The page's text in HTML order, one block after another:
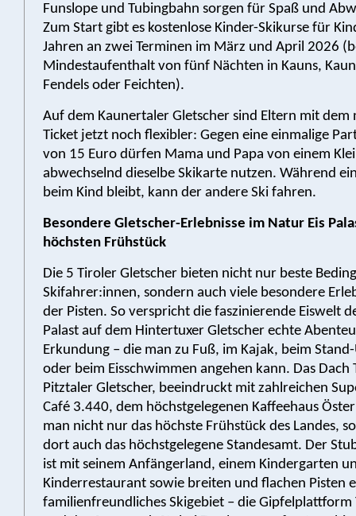
Funslope und Tubingbahn sorgen für Spaß und
Zum Start gibt es kostenlose Kinder-Skikurse für
Jahren an zwei Terminen im März und April 2026
Mindestaufenthalt von fünf Nächten in Kauns,
Fendels oder Feichten).
Auf dem Kaunertaler Gletscher sind Eltern mit dem
Ticket jetzt noch flexibler: Gegen eine einmalige
von 15 Euro dürfen Mama und Papa von einem
abwechselnd dieselbe Skikarte nutzen. Während
beim Kind bleibt, kann der andere Ski fahren.
Besondere Gletscher-Erlebnisse im Natur Eis
höchsten Frühstück
Die 5 Tiroler Gletscher bieten nicht nur beste
Skifahrer:innen, sondern auch viele besondere
der Pisten. So verspricht die faszinierende Eiswelt
Palast auf dem Hintertuxer Gletscher echte
Erkundung – die man zu Fuß, im Kajak, beim
oder beim Eisschwimmen angehen kann. Das Dach
Pitztaler Gletscher, beeindruckt mit zahlreichen
Café 3.440, dem höchstgelegenen Kaffeehaus
man nicht nur das höchste Frühstück des Landes,
dort auch das höchstgelegene Standesamt. Der
ist mit seinem Anfängerland, einem Kindergarten
Kinderrestaurant sowie breiten und flachen Pisten
familienfreundliches Skigebiet – die Gipfelplattform